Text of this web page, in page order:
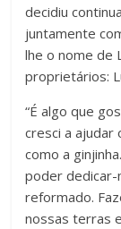
decidiu
juntamente
lhe o nome de
proprietários:
“É algo que
cresci a ajudar
como a
poder
reformado.
nossas terras